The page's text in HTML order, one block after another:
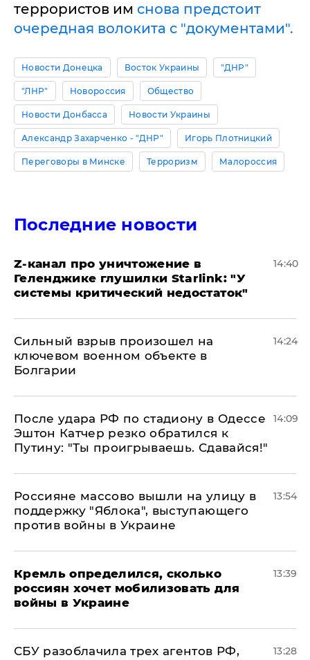
террористов им снова предстоит
очередная волокита с "документами".
Новости Донецка Восток Украины "ДНР"
"ЛНР" Новороссия Общество
Новости Донбасса Новости Украины
Александр Захарченко - "ДНР" Игорь Плотницкий
Переговоры в Минске Терроризм Малороссия
Последние новости
Z-канал про уничтожение в
Геленджике глушилки Starlink: "У
системы критический недостаток"
14:40
Сильный взрыв произошел на
ключевом военном объекте в
Болгарии
14:24
После удара РФ по стадиону в Одессе
Эштон Катчер резко обратился к
Путину: "Ты проигрываешь. Сдавайся!"
14:09
Россияне массово вышли на улицу в
поддержку "Яблока", выступающего
против войны в Украине
13:54
Кремль определился, сколько
россиян хочет мобилизовать для
войны в Украине
13:39
СБУ разоблачила трех агентов РФ,
13:28